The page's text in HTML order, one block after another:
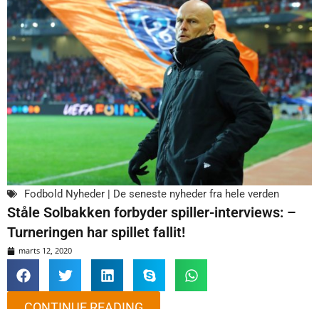
Fodbold Nyheder | De seneste nyheder fra hele verden
Ståle Solbakken forbyder spiller-interviews: –
Turneringen har spillet fallit!
marts 12, 2020